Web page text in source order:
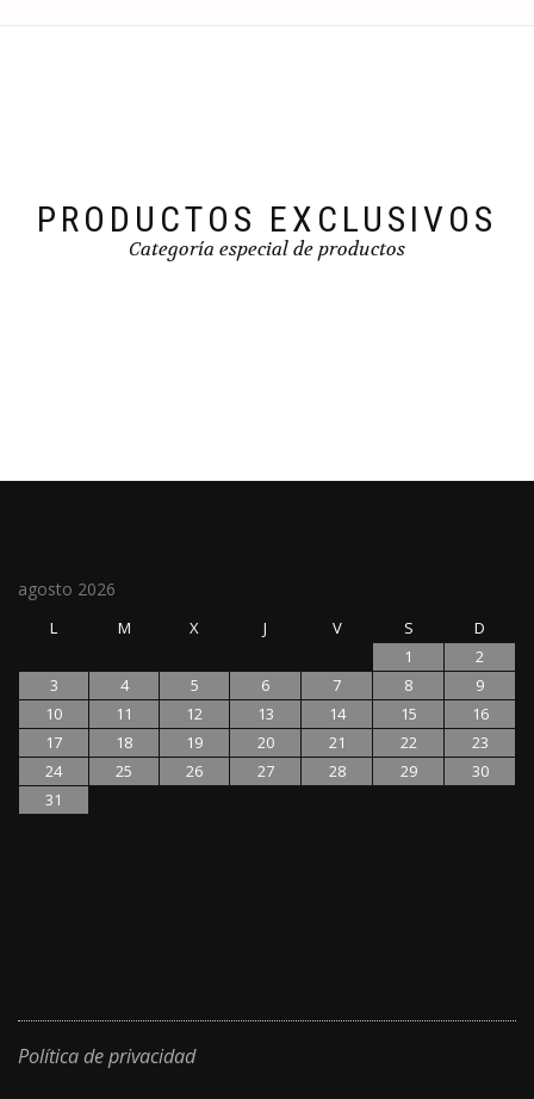
PRODUCTOS EXCLUSIVOS
Categoría especial de productos
agosto 2026
L M X J V S
D
1
2
3
4 5 6 7 8
9
10
11 12 13 14 15
16
17
18 19 20 21 22
23
24
25 26 27 28 29
30
31
Política de privacidad